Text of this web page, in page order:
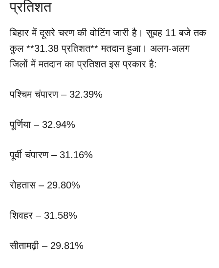
प्रतिशत
बिहार में दूसरे चरण की वोटिंग जारी है। सुबह 11 बजे तक
कुल **31.38 प्रतिशत** मतदान हुआ। अलग-अलग
जिलों में मतदान का प्रतिशत इस प्रकार है:
पश्चिम चंपारण – 32.39%
पूर्णिया – 32.94%
पूर्वी चंपारण – 31.16%
रोहतास – 29.80%
शिवहर – 31.58%
सीतामढ़ी – 29.81%